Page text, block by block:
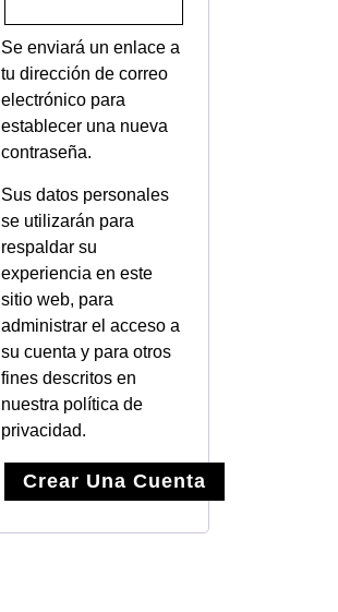
Se enviará un enlace a
tu dirección de correo
electrónico para
establecer una nueva
contraseña.
Sus datos personales
se utilizarán para
respaldar su
experiencia en este
sitio web, para
administrar el acceso a
su cuenta y para otros
fines descritos en
nuestra política de
privacidad.
Crear Una Cuenta